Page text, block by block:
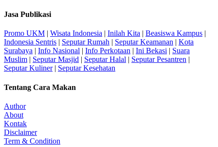
Jasa Publikasi
Promo UKM | Wisata Indonesia | Inilah Kita | Beasiswa Kampus |
Indonesia Sentris | Seputar Rumah | Seputar Keamanan | Kota
Surabaya | Info Nasional | Info Perkotaan | Ini Bekasi | Suara
Muslim | Seputar Masjid | Seputar Halal | Seputar Pesantren |
Seputar Kuliner| Seputar Kesehatan
Tentang Cara Makan
Author
About
Kontak
Disclaimer
Term & Condition